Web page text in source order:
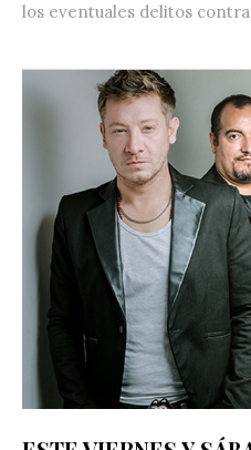
los eventuales delitos